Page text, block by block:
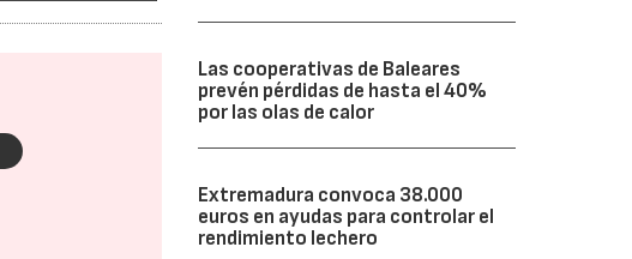
Las cooperativas de Baleares
prevén pérdidas de hasta el 40%
por las olas de calor
Extremadura convoca 38.000
euros en ayudas para controlar el
rendimiento lechero